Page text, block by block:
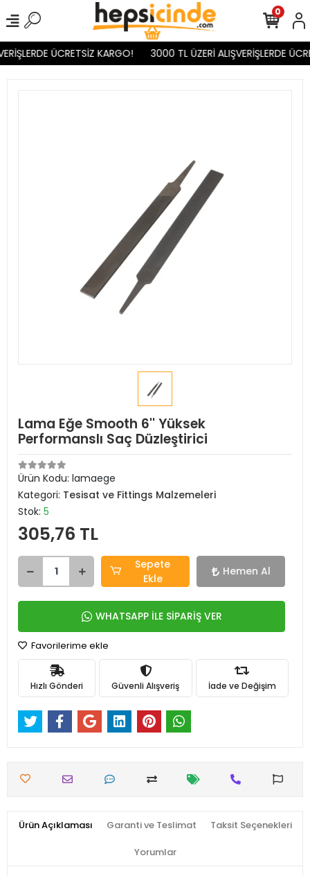
ÜCRETSİZ KARGO! 3000 TL ÜZERİ ALIŞVERİŞLERDE
0
Lama Eğe Smooth 6'' Yüksek
Performanslı Saç Düzleştirici
Ürün Kodu: lamaege
Kategori: Tesisat ve Fittings Malzemeleri
Stok: 5
305,76 TL
Sepete
Ekle
Hemen Al
WHATSAPP İLE SİPARİŞ VER
Favorilerime ekle
Hızlı Gönderi Güvenli Alışveriş İade ve Değişim
Ürün Açıklaması Garanti ve Teslimat Taksit Seçenekleri
Yorumlar